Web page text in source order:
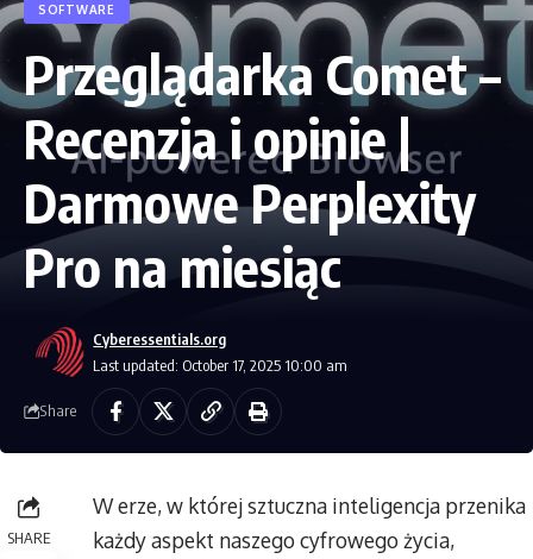
SOFTWARE
Przeglądarka Comet –
Recenzja i opinie |
Darmowe Perplexity
Pro na miesiąc
Last updated: October 17, 2025 10:00 am
Cyberessentials.org
Share
SHARE
W erze, w której sztuczna inteligencja przenika
każdy aspekt naszego cyfrowego życia,